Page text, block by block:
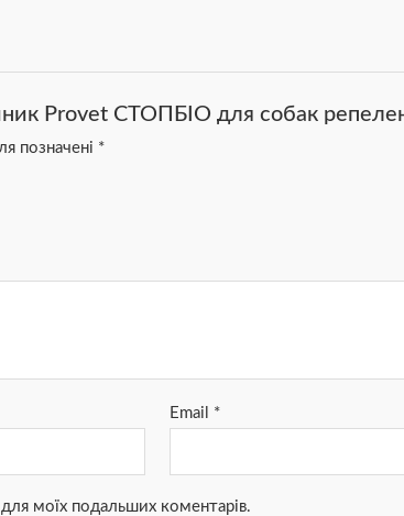
Provet СТОПБІО для собак
позначені *
Email *
моїх подальших коментарів.